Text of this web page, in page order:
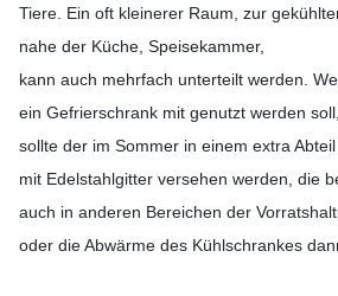
Tiere. Ein oft kleinerer Raum, zur
nahe der Küche, Speisekammer,
kann auch mehrfach unterteilt werden.
ein Gefrierschrank mit genutzt werden soll,
sollte der im Sommer in einem extra
mit Edelstahlgitter versehen werden, die
auch in anderen Bereichen der
oder die Abwärme des Kühlschrankes